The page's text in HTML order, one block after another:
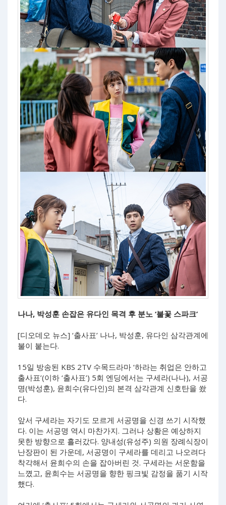
나나, 박성훈 손잡은 유다인 목격 후 분노 ‘불꽃 스파크’
[디오데오 뉴스] ‘출사표’ 나나, 박성훈, 유다인 삼각관계에
불이 붙는다.
15일 방송된 KBS 2TV 수목드라마 ‘하라는 취업은 안하고
출사표’(이하 ‘출사표’) 5회 엔딩에서는 구세라(나나), 서공
명(박성훈), 윤희수(유다인)의 본격 삼각관계 신호탄을 쐈
다.
앞서 구세라는 자기도 모르게 서공명을 신경 쓰기 시작했
다. 이는 서공명 역시 마찬가지. 그러나 상황은 예상하지
못한 방향으로 흘러갔다. 양내성(유성주) 의원 장례식장이
난장판이 된 가운데, 서공명이 구세라를 데리고 나오려다
착각해서 윤희수의 손을 잡아버린 것. 구세라는 서운함을
느꼈고, 윤희수는 서공명을 향한 핑크빛 감정을 품기 시작
했다.